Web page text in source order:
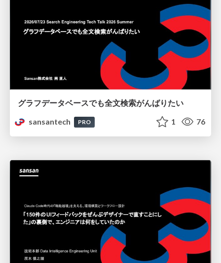
グラフデータベースでも全文検索がんばりたい
sansantech
PRO 1 76